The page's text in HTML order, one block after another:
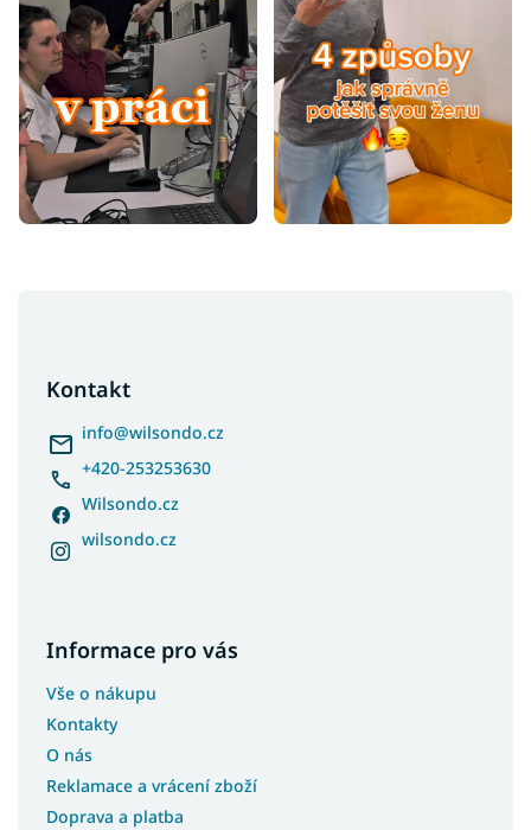
Kontakt
info@wilsondo.cz
+420-253253630
Wilsondo.cz
wilsondo.cz
Informace pro vás
Vše o nákupu
Kontakty
O nás
Reklamace a vrácení zboží
Doprava a platba